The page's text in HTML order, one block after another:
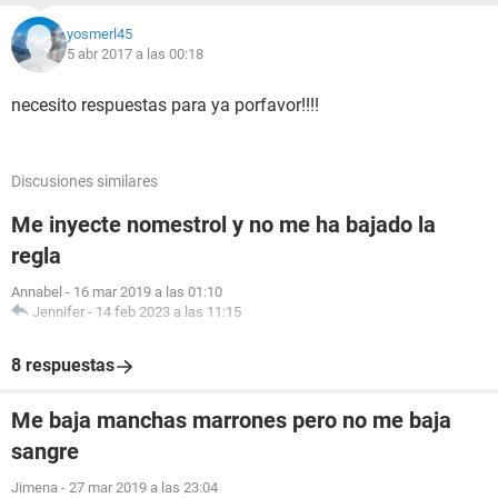
yosmerl45
5 abr 2017 a las 00:18
necesito respuestas para ya porfavor!!!!
Discusiones similares
Me inyecte nomestrol y no me ha bajado la
regla
Annabel - 16 mar 2019 a las 01:10
Jennifer - 14 feb 2023 a las 11:15
8 respuestas
Me baja manchas marrones pero no me baja
sangre
Jimena - 27 mar 2019 a las 23:04